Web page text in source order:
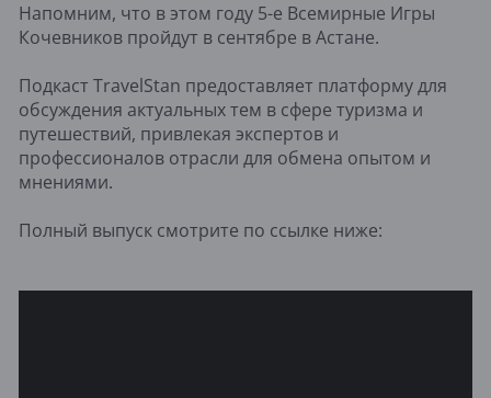
Напомним, что в этом году 5-е Всемирные Игры
Кочевников пройдут в сентябре в Астане.
Подкаст TravelStan предоставляет платформу для
обсуждения актуальных тем в сфере туризма и
путешествий, привлекая экспертов и
профессионалов отрасли для обмена опытом и
мнениями.
Полный выпуск смотрите по ссылке ниже: